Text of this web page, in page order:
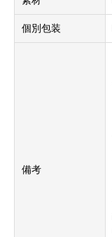
個別包装
備考